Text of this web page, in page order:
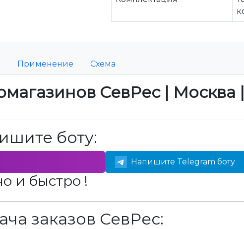
Применение Схема
СевРес |
боту:
Напишите Telegram боту
и быстро !
заказов СевРес: